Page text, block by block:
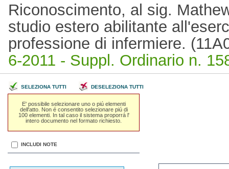
Riconoscimento, al sig.
studio estero abilitante
professione di infermiere.
6-2011 - Suppl. Ordinario n.
SELEZIONA TUTTI DESELEZIONA TUTTI
E' possibile selezionare uno o piú elementi
dell'atto. Non é consentito selezionare piú di
100 elementi. In tal caso il sistema proporrá l'
intero documento nel formato richiesto.
INCLUDI NOTE